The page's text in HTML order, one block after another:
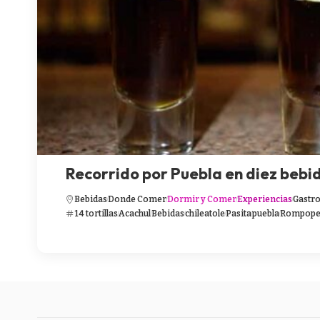
Recorrido por Puebla en diez
BebidasDonde ComerDormir y ComerExperiencias
14 tortillasAcachulBebidaschileatolePasitapueblaRompope